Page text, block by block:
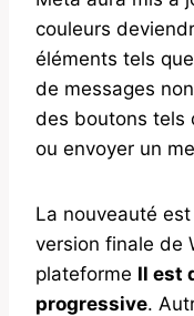
couleurs
éléments tels
de messages
des boutons tels
ou envoyer un
La nouveauté
version finale de
plateforme Il est
progressive.